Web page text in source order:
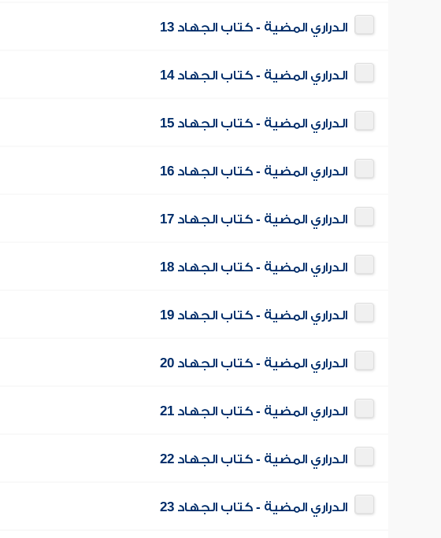
الدراري المضية - كتاب الجهاد 13
الدراري المضية - كتاب الجهاد 14
الدراري المضية - كتاب الجهاد 15
الدراري المضية - كتاب الجهاد 16
الدراري المضية - كتاب الجهاد 17
الدراري المضية - كتاب الجهاد 18
الدراري المضية - كتاب الجهاد 19
الدراري المضية - كتاب الجهاد 20
الدراري المضية - كتاب الجهاد 21
الدراري المضية - كتاب الجهاد 22
الدراري المضية - كتاب الجهاد 23